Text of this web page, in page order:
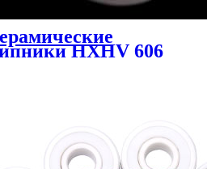
HXHV 606
из ZrO2 и